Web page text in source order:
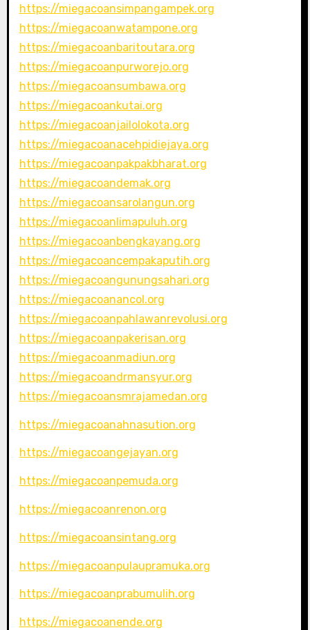
https://miegacoansimpangampek.org
https://miegacoanwatampone.org
https://miegacoanbaritoutara.org
https://miegacoanpurworejo.org
https://miegacoansumbawa.org
https://miegacoankutai.org
https://miegacoanjailolokota.org
https://miegacoanacehpidiejaya.org
https://miegacoanpakpakbharat.org
https://miegacoandemak.org
https://miegacoansarolangun.org
https://miegacoanlimapuluh.org
https://miegacoanbengkayang.org
https://miegacoancempakaputih.org
https://miegacoangunungsahari.org
https://miegacoanancol.org
https://miegacoanpahlawanrevolusi.org
https://miegacoanpakerisan.org
https://miegacoanmadiun.org
https://miegacoandrmansyur.org
https://miegacoansmrajamedan.org
https://miegacoanahnasution.org
https://miegacoangejayan.org
https://miegacoanpemuda.org
https://miegacoanrenon.org
https://miegacoansintang.org
https://miegacoanpulaupramuka.org
https://miegacoanprabumulih.org
https://miegacoanende.org